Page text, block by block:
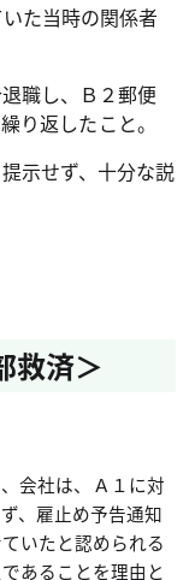
た当時の関係者
職し、Ｂ２郵便
り返したこと。
示せず、十分な説
済＞
会社は、Ａ１に対
、雇止め予告通知
いたと認められる
あることを理由と